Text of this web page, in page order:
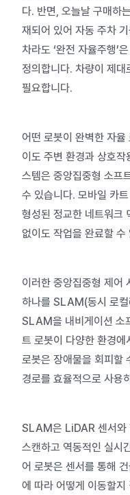
다. 반면, 오늘날 구매하
재되어 있어 자동 주차
차라도 ‘완전 자율주행’
정의합니다. 차량이 제대
필요합니다.
어떤 로봇이 완벽한 자율
이도 주변 환경과 상호작
스템은 중앙집중형 소프
수 있습니다. 모바일 카
형성된 정교한 네트워크
없이도 작업을 완료할 수
이러한 중앙집중형 제어
하나를 SLAM(동시 로컬
SLAM을 내비게이션 소
트 로봇이 다양한 환경
로봇은 장애물을 회피할
경로를 효율적으로 사용
SLAM은 LiDAR 센서와
스캔하고 역동적인 실시
어 로봇은 센서를 통해
에 따라 어떻게 이동할지